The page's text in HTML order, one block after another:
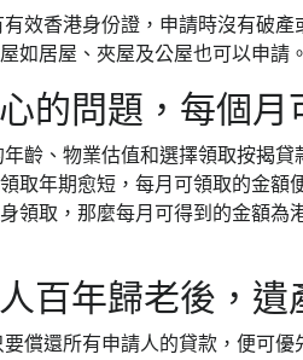
效香港身份證，申請時沒有破
如居屋、夾屋及公屋也可以申請
的問題，每個月
齡、物業估值和選擇領取按揭
取年期愈短，每月可領取的金額
領取，那麼每月可得到的金額為
百年歸老後，
償還所有申請人的貸款，便可